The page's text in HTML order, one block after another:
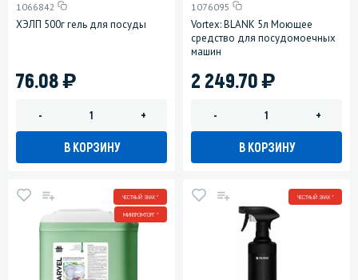
1066842
ХЭЛП 500г гель для посуды
76.08)
- +
В КОРЗИНУ
1076095
Vortex: BLANK 5л Моющее
средство для посудомоечных
машин
2 249.70)
- +
В КОРЗИНУ
ЧЕСТНЫЙ ЗНАК *
МИНПРОМТОРГ *
ЧЕСТНЫЙ ЗНАК *